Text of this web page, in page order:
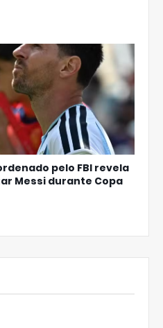
pelo FBI revela
Messi durante Copa